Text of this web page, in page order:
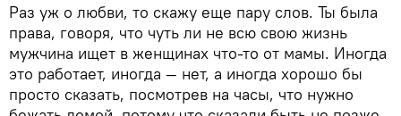
Раз уж о любви, то скажу еще пару слов. Ты была
права, говоря, что чуть ли не всю свою жизнь
мужчина ищет в женщинах что-то от мамы. Иногда
это работает, иногда — нет, а иногда хорошо бы
просто сказать, посмотрев на часы, что нужно